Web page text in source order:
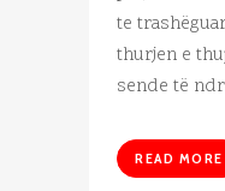
te
thurjen e
sende të
READ MORE